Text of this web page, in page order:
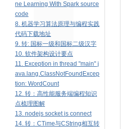
ne Learning With Spark source
code
8. 机器学习算法原理与编程实践
代码下载地址
9. 转: 国标一级和国标二级汉字
10. 软件架构设计要点
11. Exception in thread "main" j
ava.lang.ClassNotFoundExcep
tion: WordCount
12. 转：高性能服务端编程知识
点梳理图解
13. nodejs socket is connect
14. 转：CTime与CString相互转